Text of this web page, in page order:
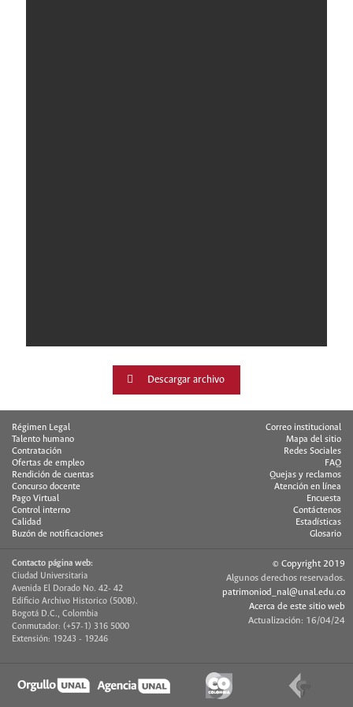
Descargar archivo
Régimen Legal
Talento humano
Contratación
Ofertas de empleo
Rendición de cuentas
Concurso docente
Pago Virtual
Control interno
Calidad
Buzón de notificaciones
Correo institucional
Mapa del sitio
Redes Sociales
FAQ
Quejas y reclamos
Atención en línea
Encuesta
Contáctenos
Estadísticas
Glosario
Contacto página web:
Ciudad Universitaria
Avenida El Dorado No. 42- 42
Edificio Archivo Historico (500B).
Bogotá D.C., Colombia
Conmutador: (+57-1) 316 5000
Extensión: 19243 - 19246
© Copyright 2019
Algunos derechos reservados.
patrimoniod_nal@unal.edu.co
Acerca de este sitio web
Actualización: 16/04/24